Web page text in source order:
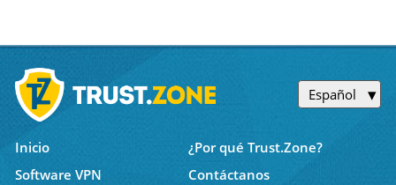
Español
Inicio
¿Por qué Trust.Zone?
Software VPN
Contáctanos